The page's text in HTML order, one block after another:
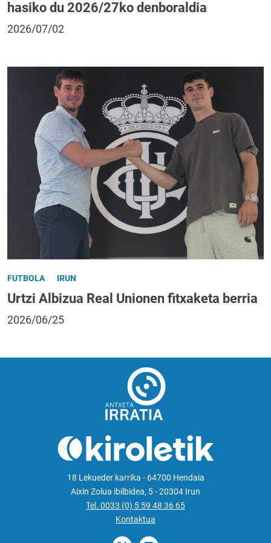
hasiko du 2026/27ko denboraldia
2026/07/02
FUTBOLA IRUN
Urtzi Albizua Real Unionen fitxaketa berria
2026/06/25
18 Lekueder karrika - 64700 Hendaia
Aixin Zolua ibilbidea, 5 - 20304 Irun
Tel. 0033 (0) 5 59 48 36 65
Kontaktua